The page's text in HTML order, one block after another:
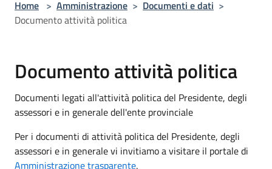
Home > Amministrazione > Documenti e dati >
Documento attività politica
Documento attività politica
Documenti legati all'attività politica del Presidente, degli
assessori e in generale dell'ente provinciale
Per i documenti di attività politica del Presidente, degli
assessori e in generale vi invitiamo a visitare il portale di
Amministrazione trasparente.